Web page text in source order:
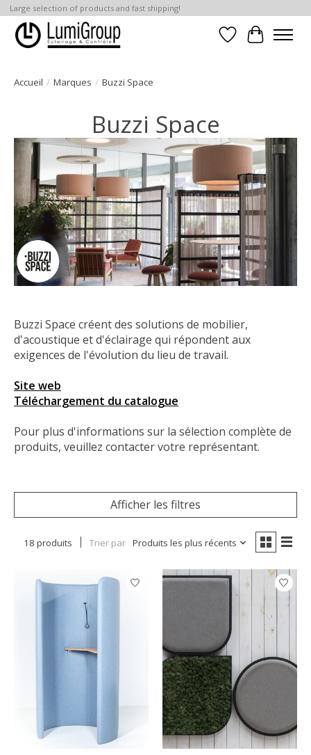
Large selection of products and fast shipping!
Liste dePanier
Accueil / Marques / Buzzi Space
Buzzi Space
Buzzi Space créent des solutions de mobilier,
d'acoustique et d'éclairage qui répondent aux
exigences de l'évolution du lieu de travail.
Site web
Téléchargement du catalogue
Pour plus d'informations sur la sélection complète de
produits, veuillez contacter votre représentant.
Afficher les filtres
18 produits Trier par Produits les plus récents